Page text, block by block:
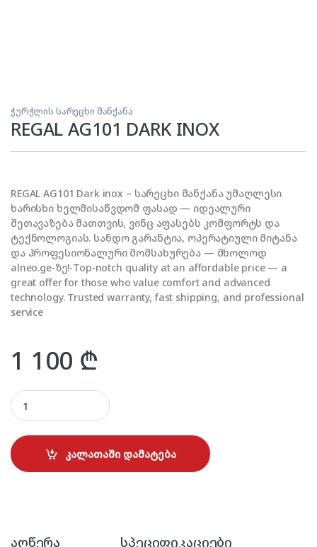
ჭურჭლის სარეცხი მანქანა
REGAL AG101 DARK INOX
REGAL AG101 Dark inox – სარეცხი მანქანა უმაღლესი
ხარისხი ხელმისაწვდომ ფასად — იდეალური
შეთავაზება მათთვის, ვინც აფასებს კომფორტს და
ტექნოლოგიას. სანდო გარანტია, ოპერატიული მიტანა
და პროფესიონალური მომსახურება — მხოლოდ
alneo.ge-ზე!-Top-notch quality at an affordable price — a
great offer for those who value comfort and advanced
technology. Trusted warranty, fast shipping, and professional
service
1 100 ₾
REGAL AG101 DARK INOX quantity
კალათაში დამატება
აღწერა სპეციფიკაციები